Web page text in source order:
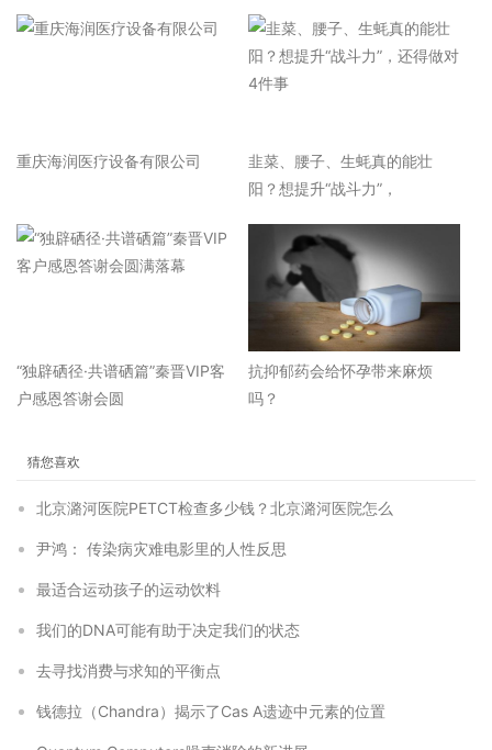
重庆海润医疗设备有限公司
韭菜、腰子、生蚝真的能壮
阳？想提升“战斗力”，
“独辟硒径·共谱硒篇”秦晋VIP客
户感恩答谢会圆
抗抑郁药会给怀孕带来麻烦
吗？
猜您喜欢
北京潞河医院PETCT检查多少钱？北京潞河医院怎么
尹鸿： 传染病灾难电影里的人性反思
最适合运动孩子的运动饮料
我们的DNA可能有助于决定我们的状态
去寻找消费与求知的平衡点
钱德拉（Chandra）揭示了Cas A遗迹中元素的位置